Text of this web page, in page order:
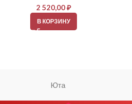
2 520,00₽
В КОРЗИНУ
Юта